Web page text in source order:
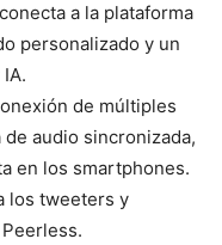
a la plataforma
personalizado y un
de múltiples
audio sincronizada,
en los smartphones.
los tweeters y